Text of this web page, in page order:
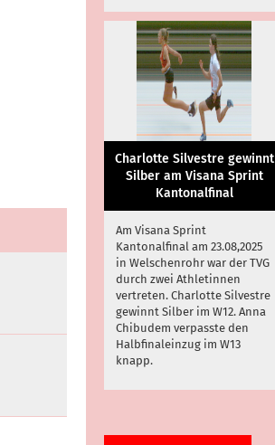
Charlotte Silvestre gewinnt
Silber am Visana Sprint
Kantonalfinal
Am Visana Sprint
Kantonalfinal am 23.08,2025
in Welschenrohr war der TVG
durch zwei Athletinnen
vertreten. Charlotte Silvestre
gewinnt Silber im W12. Anna
Chibudem verpasste den
Halbfinaleinzug im W13
knapp.